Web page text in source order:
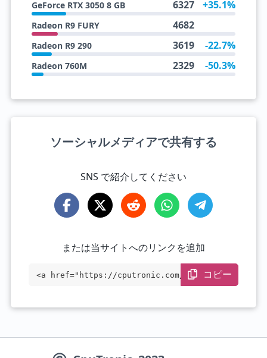
GeForce RTX 3050 8 GB 6327 +35.1%
Radeon R9 FURY 4682
Radeon R9 290 3619 -22.7%
Radeon 760M 2329 -50.3%
ソーシャルメディアで共有する
SNS で紹介してください
または当サイトへのリンクを追加
<a href="https://cputronic.com/ja/gpu/am
コピー